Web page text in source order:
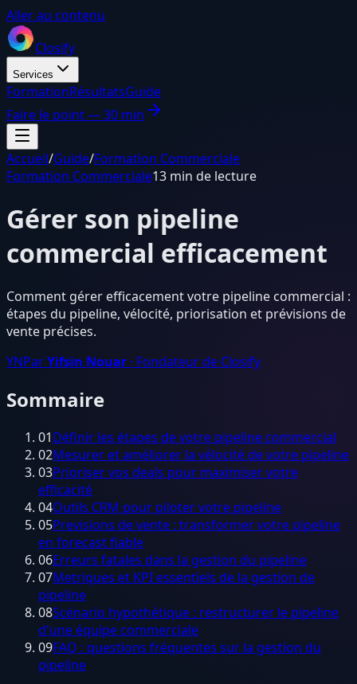
Aller au contenu
Closify
Services
FormationRésultatsGuide
Faire le point — 30 min
Accueil/Guide/Formation Commerciale
Formation Commerciale13 min de lecture
Gérer son pipeline
commercial efficacement
Comment gérer efficacement votre pipeline commercial :
étapes du pipeline, vélocité, priorisation et prévisions de
vente précises.
YNParYifsin Nouar · Fondateur de Closify
Sommaire
01Définir les étapes de votre pipeline commercial
02Mesurer et améliorer la vélocité de votre pipeline
03Prioriser vos deals pour maximiser votre
efficacité
04Outils CRM pour piloter votre pipeline
05Previsions de vente : transformer votre pipeline
en forecast fiable
06Erreurs fatales dans la gestion du pipeline
07Metriques et KPI essentiels de la gestion de
pipeline
08Scénario hypothétique : restructurer le pipeline
d'une équipe commerciale
09FAQ : questions fréquentes sur la gestion du
pipeline